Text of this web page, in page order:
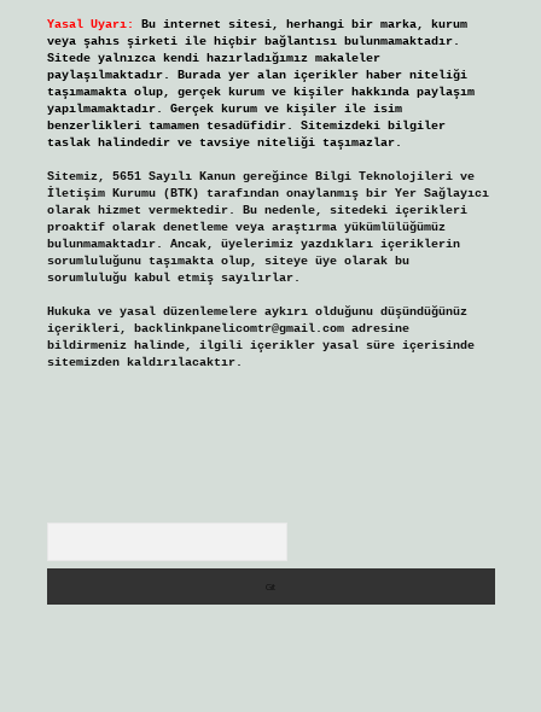
Yasal Uyarı:
Bu internet sitesi, herhangi bir marka, kurum
veya şahıs şirketi ile hiçbir bağlantısı bulunmamaktadır.
Sitede yalnızca kendi hazırladığımız makaleler
paylaşılmaktadır. Burada yer alan içerikler haber niteliği
taşımamakta olup, gerçek kurum ve kişiler hakkında paylaşım
yapılmamaktadır. Gerçek kurum ve kişiler ile isim
benzerlikleri tamamen tesadüfidir. Sitemizdeki bilgiler
taslak halindedir ve tavsiye niteliği taşımazlar.
Sitemiz, 5651 Sayılı Kanun gereğince Bilgi Teknolojileri ve
İletişim Kurumu (BTK) tarafından onaylanmış bir Yer Sağlayıcı
olarak hizmet vermektedir. Bu nedenle, sitedeki içerikleri
proaktif olarak denetleme veya araştırma yükümlülüğümüz
bulunmamaktadır. Ancak, üyelerimiz yazdıkları içeriklerin
sorumluluğunu taşımakta olup, siteye üye olarak bu
sorumluluğu kabul etmiş sayılırlar.
Hukuka ve yasal düzenlemelere aykırı olduğunu düşündüğünüz
içerikleri, backlinkpanelicomtr@gmail.comadresine
bildirmeniz halinde, ilgili içerikler yasal süre içerisinde
sitemizden kaldırılacaktır.